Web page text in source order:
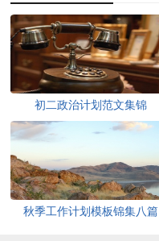
初二政治计划范文集锦
秋季工作计划模板锦集八篇